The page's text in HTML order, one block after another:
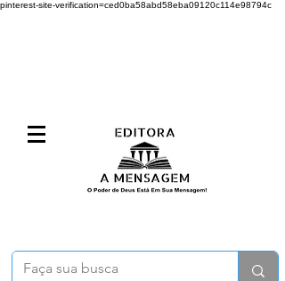
pinterest-site-verification=ced0ba58abd58eba09120c114e98794c